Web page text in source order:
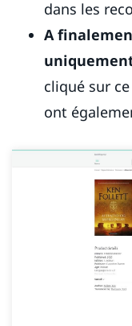
dans les
A
cliqué sur
ont